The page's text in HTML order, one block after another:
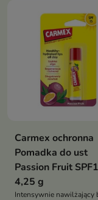
przed czynnikami
atmosferycznymi
Carmex ochronna
Pomadka do ust
Passion Fruit
4,25 g
Intensywnie nawilżający